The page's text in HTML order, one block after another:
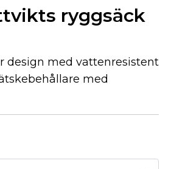
ryggsäck
design med vattenresistent
med